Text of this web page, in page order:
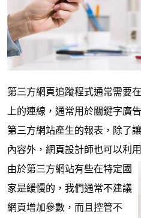
第三方網頁追蹤程式通常需要
上的連線，通常用於關鍵字廣
第三方網站產生的報表，除了
內容外，網頁設計師也可以利
由於第三方網站有些在特定國
家是緩慢的，我們通常不建議
網頁增加參數，而且控管不